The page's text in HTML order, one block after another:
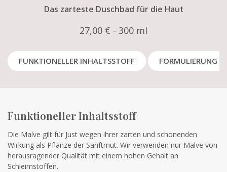
Das zarteste Duschbad für die Haut
27,00 € - 300 ml
FUNKTIONELLER INHALTSSTOFF FORMULIERUNG
Funktioneller Inhaltsstoff
Die Malve gilt für Just wegen ihrer zarten und schonenden
Wirkung als Pflanze der Sanftmut. Wir verwenden nur Malve von
herausragender Qualität mit einem hohen Gehalt an
Schleimstoffen.